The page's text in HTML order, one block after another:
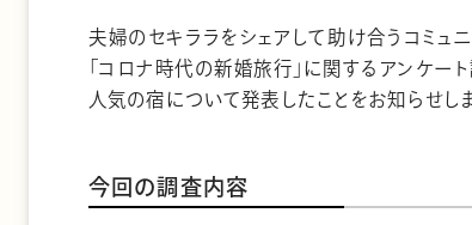
夫婦のセキララをシェアして助け合うコミュニ
「コロナ時代の新婚旅行」に関するアンケ
人気の宿について発表したことをお知らせしま
今回の調査内容